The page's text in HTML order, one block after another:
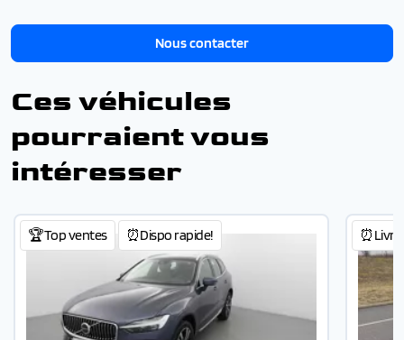
Nous contacter
Ces véhicules
pourraient vous
intéresser
🏆Top ventes ⏰Dispo rapide!